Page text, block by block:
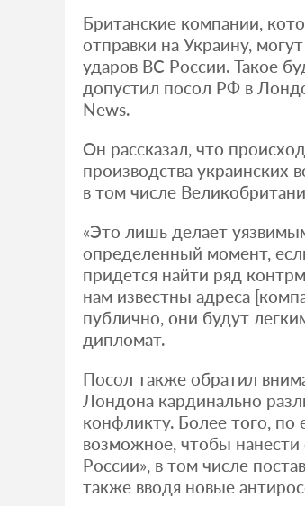
Британские компании,
отправки на Украину,
ударов ВС России. Такое
допустил посол РФ в
News.
Он рассказал, что
производства украинских
в том числе
«Это лишь делает
определенный момент,
придется найти ряд
нам известны адреса
публично, они будут
дипломат.
Посол также обратил
Лондона кардинально
конфликту. Более того, по
возможное, чтобы нанести
России», в том числе
также вводя новые